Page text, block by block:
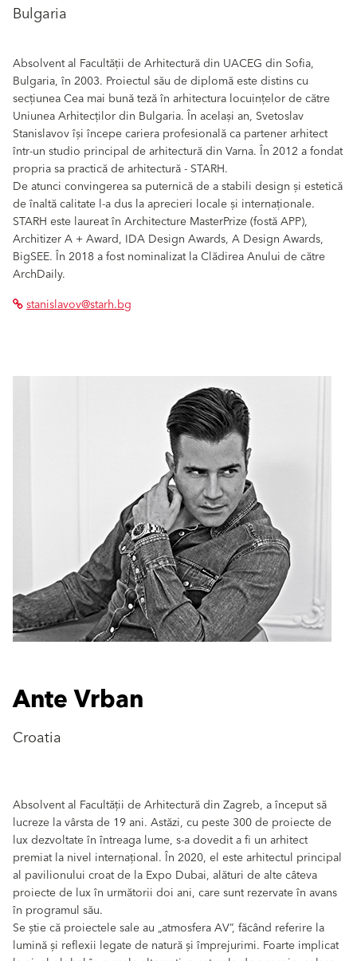
Bulgaria
Absolvent al Facultății de Arhitectură din UACEG din Sofia,
Bulgaria, în 2003. Proiectul său de diplomă este distins cu
secțiunea Cea mai bună teză în arhitectura locuințelor de către
Uniunea Arhitecților din Bulgaria. În același an, Svetoslav
Stanislavov își începe cariera profesională ca partener arhitect
într-un studio principal de arhitectură din Varna. În 2012 a fondat
propria sa practică de arhitectură - STARH.
De atunci convingerea sa puternică de a stabili design și estetică
de înaltă calitate l-a dus la aprecieri locale și internaționale.
STARH este laureat în Architecture MasterPrize (fostă APP),
Architizer A + Award, IDA Design Awards, A Design Awards,
BigSEE. În 2018 a fost nominalizat la Clădirea Anului de către
ArchDaily.
stanislavov@starh.bg
Ante Vrban
Croatia
Absolvent al Facultății de Arhitectură din Zagreb, a început să
lucreze la vârsta de 19 ani. Astăzi, cu peste 300 de proiecte de
lux dezvoltate în întreaga lume, s-a dovedit a fi un arhitect
premiat la nivel internațional. În 2020, el este arhitectul principal
al pavilionului croat de la Expo Dubai, alături de alte câteva
proiecte de lux în următorii doi ani, care sunt rezervate în avans
în programul său.
Se știe că proiectele sale au „atmosfera AV”, făcând referire la
lumină și reflexii legate de natură și împrejurimi. Foarte implicat